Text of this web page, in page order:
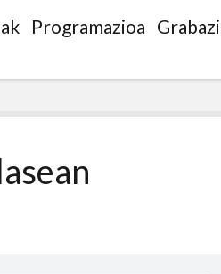
Programazioa